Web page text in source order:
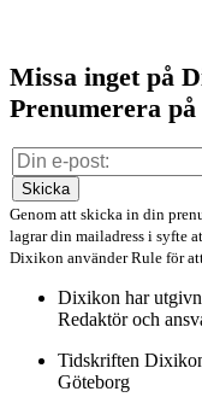
Missa inget på
Prenumerera
Skicka
Genom att skicka in din
lagrar din mailadress i syfte
Dixikon använder Rule för
Dixikon har
Redaktör och
Tidskriften
Göteborg